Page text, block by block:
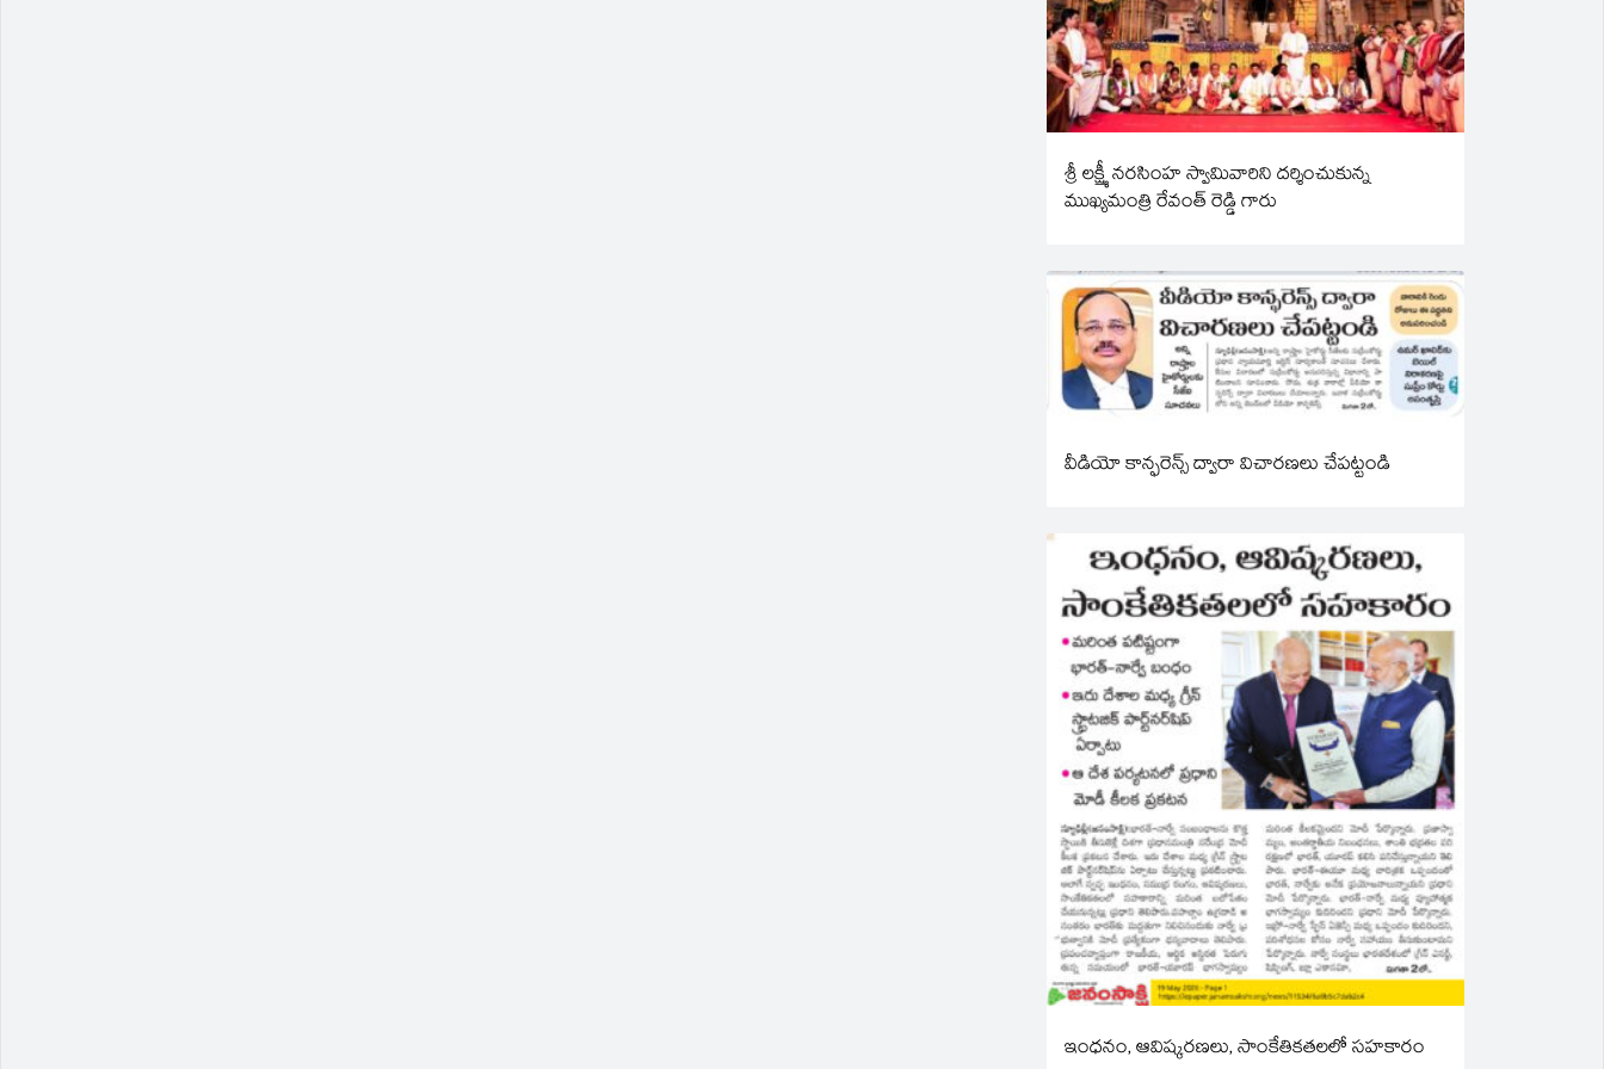
శ్రీ లక్ష్మీ నరసింహ స్వామివారిని దర్శించుకున్న
ముఖ్యమంత్రి రేవంత్ రెడ్డి గారు
వీడియో కాన్ఫరెన్స్ ద్వారా విచారణలు చేపట్టండి
ఇంధనం, ఆవిష్కరణలు, సాంకేతికతలలో సహకారం